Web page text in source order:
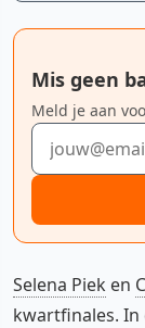
Mis geen
Meld je aan
E-mailadres
Selena Piek en
kwartfinales.